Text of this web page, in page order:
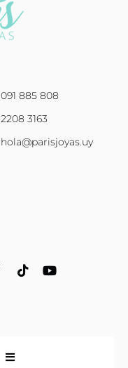
091 885 808
2208 3163
hola@parisjoyas.uy